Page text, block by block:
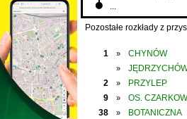
Pozostałe rozkłady z
1 » CHYNÓW
»
2
»
PRZYLEP
9
»
OS.
38
»
BOTANICZNA